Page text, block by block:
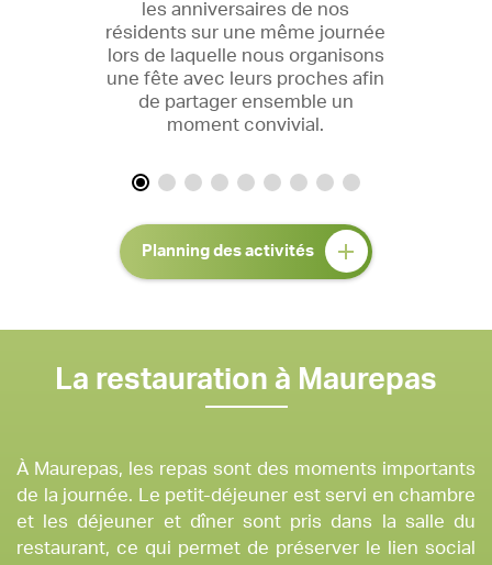
les anniversaires de nos
résidents sur une même journée
lors de laquelle nous organisons
une fête avec leurs proches afin
de partager ensemble un
moment convivial.
Planning des activités
La restauration à Maurepas
À Maurepas, les repas sont des moments importants
de la journée. Le petit-déjeuner est servi en chambre
et les déjeuner et dîner sont pris dans la salle du
restaurant, ce qui permet de préserver le lien social